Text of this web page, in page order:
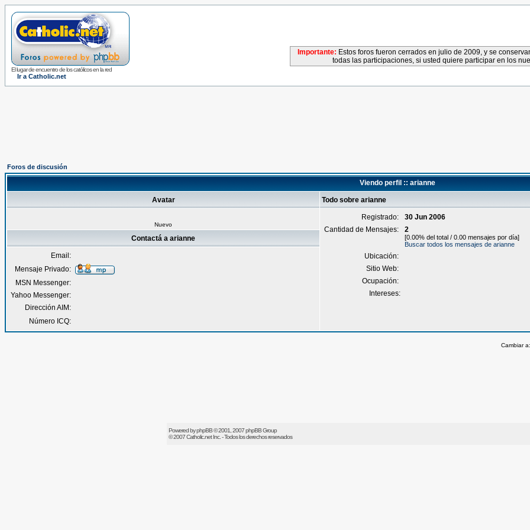
El lugar de encuentro de los católicos en la red
Ir a Catholic.net
Importante: Estos foros fueron cerrados en julio de 2009, y se
todas las participaciones, si usted quiere participar en los
Foros de discusión
Viendo perfil :: arianne
Avatar Todo sobre arianne
Nuevo
Registrado:
30 Jun 2006
Cantidad de Mensajes:
2
[0.00% del total / 0.00 mensajes por día]
Buscar todos los mensajes de arianne
Ubicación:
Sitio Web:
Ocupación:
Intereses:
Contactá a arianne
Email:
Mensaje Privado:
MSN Messenger:
Yahoo Messenger:
Dirección AIM:
Número ICQ:
Cambiar
Powered byphpBB© 2001, 2007 phpBB Group
© 2007Catholic.netInc. - Todos los derechos reservados